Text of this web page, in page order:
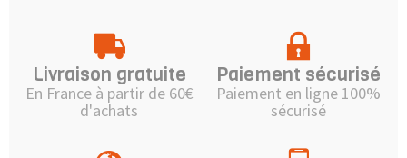
Livraison gratuite
En France à partir de 60€
d'achats
Paiement sécurisé
Paiement en ligne 100%
sécurisé